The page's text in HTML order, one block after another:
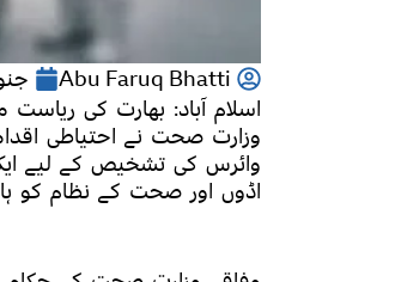
Abu Faruq Bhatti
اسلام آباد: بھارت کی
وزارت صحت نے احتیاطی
وائرس کی تشخیص کے لیے
اڈوں اور صحت کے نظام کو